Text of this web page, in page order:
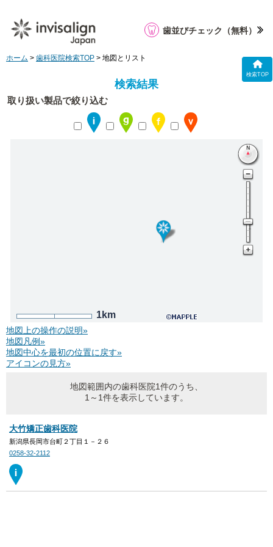
検索TOP
歯並びチェック （無料）
ホーム > 歯科医院検索TOP > 地図とリスト
検索結果
取り扱い製品で絞り込む
1km
地図上の操作の説明»
地図凡例»
地図中心を最初の位置に戻す»
アイコンの見方»
地図範囲内の歯科医院1件のうち、
1～1件を表示しています。
大竹矯正歯科医院
新潟県長岡市台町２丁目１－２６
0258-32-2112